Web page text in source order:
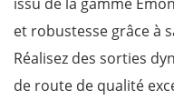
et robustesse grâce à
Réalisez des sorties
de route de qualité